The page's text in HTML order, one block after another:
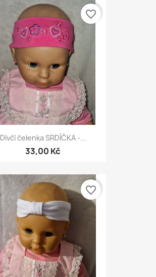
Dívčí čelenka SRDÍČKA -...
33,00 Kč
favorite_border
favorite_border